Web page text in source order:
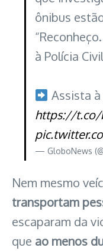
ônibus
à Polícia
Assista à
https://t.co/
— GloboNews
Nem mesmo
transportam
escaparam da
que ao menos